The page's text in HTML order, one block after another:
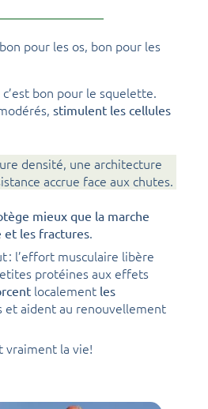
pour les os, bon pour les
c’est bon pour le squelette.
stimulent les cellules
densité, une architecture
accrue face aux chutes.
mieux que la marche
et les fractures.
: l’effort musculaire libère
protéines aux effets
localement les
et aident au renouvellement
vraiment la vie!